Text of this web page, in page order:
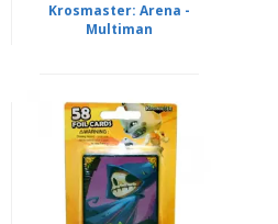
Krosmaster: Arena -
Multiman